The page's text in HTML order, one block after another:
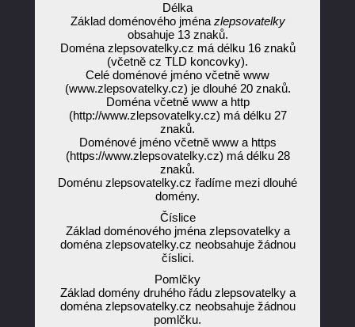
Délka
Základ doménového jména zlepsovatelky
obsahuje 13 znaků.
Doména zlepsovatelky.cz má délku 16 znaků
(včetně cz TLD koncovky).
Celé doménové jméno včetně www
(www.zlepsovatelky.cz) je dlouhé 20 znaků.
Doména včetně www a http
(http://www.zlepsovatelky.cz) má délku 27
znaků.
Doménové jméno včetně www a https
(https://www.zlepsovatelky.cz) má délku 28
znaků.
Doménu zlepsovatelky.cz řadíme mezi dlouhé
domény.
Číslice
Základ doménového jména zlepsovatelky a
doména zlepsovatelky.cz neobsahuje žádnou
číslici.
Pomlčky
Základ domény druhého řádu zlepsovatelky a
doména zlepsovatelky.cz neobsahuje žádnou
pomlčku.